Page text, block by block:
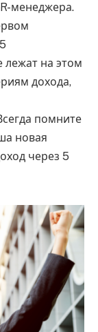
менеджера.
лежат на этом
дохода,
помните
новая
через 5